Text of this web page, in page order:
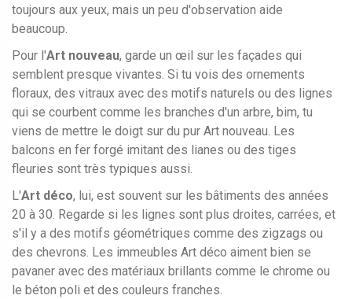
toujours aux yeux, mais un peu d'observation aide
beaucoup.
Pour l'Art nouveau, garde un œil sur les façades qui
semblent presque vivantes. Si tu vois des ornements
floraux, des vitraux avec des motifs naturels ou des lignes
qui se courbent comme les branches d'un arbre, bim, tu
viens de mettre le doigt sur du pur Art nouveau. Les
balcons en fer forgé imitant des lianes ou des tiges
fleuries sont très typiques aussi.
L'Art déco, lui, est souvent sur les bâtiments des années
20 à 30. Regarde si les lignes sont plus droites, carrées, et
s'il y a des motifs géométriques comme des zigzags ou
des chevrons. Les immeubles Art déco aiment bien se
pavaner avec des matériaux brillants comme le chrome ou
le béton poli et des couleurs franches.